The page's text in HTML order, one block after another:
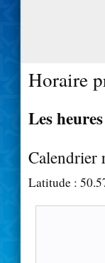
Horaire
Les
Calendrier
Latitude :